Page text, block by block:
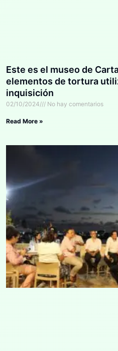
Este es el museo de
elementos de tortura
inquisición
02/10/2024 No hay comentarios
Read More »